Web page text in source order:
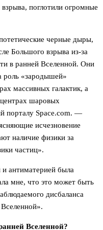
поглотили огромные
черные дыры,
Большого взрыва из-за
в ранней Вселенной. Они
роль «зародышей»
массивных галактик, а
шаровых
порталу Space.com. —
исчезновение
наличие физики за
частиц».
антиматерией была
мне, что это может быть
дисбаланса
Вселенной?